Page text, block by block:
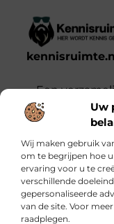
Uw
Wij maken gebruik
om te begrijpen hoe
ervaring voor u te
verschillende
gepersonaliseerde
van de site. Voor
raadplegen.
Een
een breed
Onze informatie
Bericht